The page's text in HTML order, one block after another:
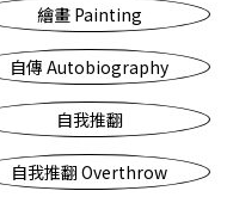
繪畫 Painting
自傳 Autobiography
自我推翻
自我推翻 Overthrow